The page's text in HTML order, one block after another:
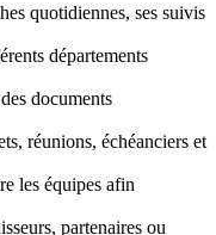
quotidiennes, ses suivis
départements
documents
réunions, échéanciers et
les équipes afin
partenaires ou